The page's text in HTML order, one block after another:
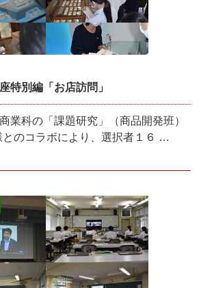
特別編「お店訪問」
業科の「課題研究」（商品開発班）
とのコラボにより、選択者１６ …